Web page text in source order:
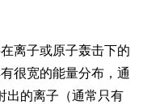
离子或原子轰击下的
很宽的能量分布，通
出的离子（通常只有